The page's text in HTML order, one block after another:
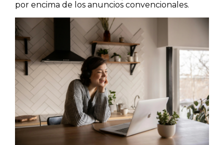
por encima de los anuncios convencionales.